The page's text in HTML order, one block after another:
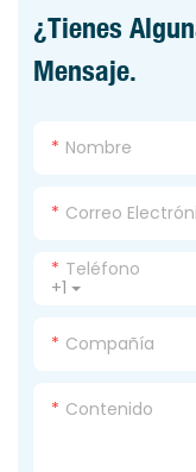
¿Tienes
Mensaje.
Nombre
Correo
+1
Teléfono
Compañía
Contenido